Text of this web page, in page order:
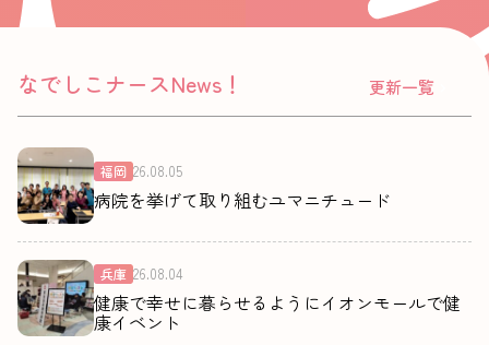
なでしこナースNews！ 更新一覧
福岡 26.08.05
病院を挙げて取り組むユマニチュード
兵庫 26.08.04
健康で幸せに暮らせるようにイオンモールで健
康イベント